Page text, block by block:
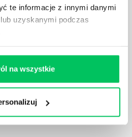
te informacje z innymi danymi
uzyskanymi podczas
na wszystkie
105